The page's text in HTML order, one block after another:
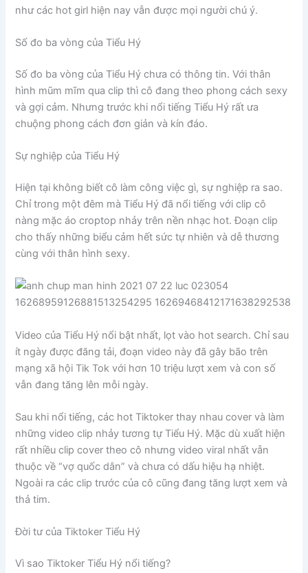
như các hot girl hiện nay vẫn được mọi người chú ý.
Số đo ba vòng của Tiểu Hý
Số đo ba vòng của Tiểu Hý chưa có thông tin. Với thân
hình mũm mĩm qua clip thì cô đang theo phong cách sexy
và gợi cảm. Nhưng trước khi nổi tiếng Tiểu Hý rất ưa
chuộng phong cách đơn giản và kín đáo.
Sự nghiệp của Tiểu Hý
Hiện tại không biết cô làm công việc gì, sự nghiệp ra sao.
Chỉ trong một đêm mà Tiểu Hý đã nổi tiếng với clip cô
nàng mặc áo croptop nhảy trên nền nhạc hot. Đoạn clip
cho thấy những biểu cảm hết sức tự nhiên và dễ thương
cùng với thân hình sexy.
Video của Tiểu Hý nổi bật nhất, lọt vào hot search. Chỉ sau
ít ngày được đăng tải, đoạn video này đã gây bão trên
mạng xã hội Tik Tok với hơn 10 triệu lượt xem và con số
vẫn đang tăng lên mỗi ngày.
Sau khi nổi tiếng, các hot Tiktoker thay nhau cover và làm
những video clip nhảy tương tự Tiểu Hý. Mặc dù xuất hiện
rất nhiều clip cover theo cô nhưng video viral nhất vẫn
thuộc về “vợ quốc dân” và chưa có dấu hiệu hạ nhiệt.
Ngoài ra các clip trước của cô cũng đang tăng lượt xem và
thả tim.
Đời tư của Tiktoker Tiểu Hý
Vì sao Tiktoker Tiểu Hý nổi tiếng?